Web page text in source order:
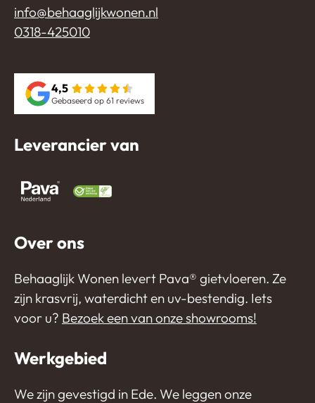
info@behaaglijkwonen.nl
0318-425010
4,5
Gebaseerd op 61 reviews
Leverancier van
Over ons
Behaaglijk Wonen levert Pava®️ gietvloeren. Ze
zijn krasvrij, waterdicht en uv-bestendig. Iets
voor u? Bezoek een van onze showrooms!
Werkgebied
We zijn gevestigd in Ede. We leggen onze